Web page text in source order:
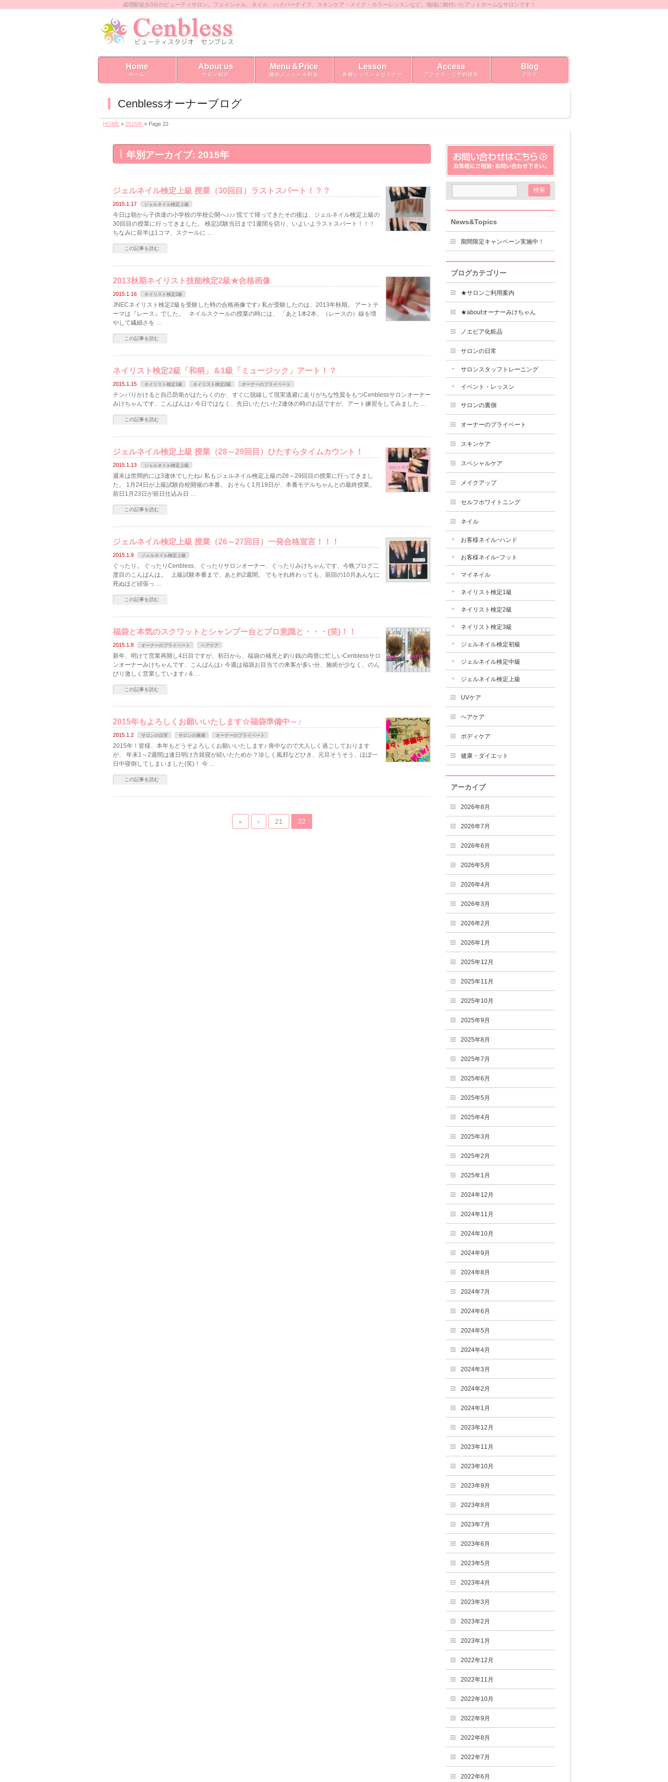
成増駅徒歩3分のビューティサロン。フェイシャル、ネイル、ハイパーナイフ、スキンケア・メイク・カラーレッスンなど。地域に根付いたアットホームなサロンです！
Home
ホーム
About us
サロン紹介
Menu＆Price
施術メニュー＆料金
Lesson
各種レッスン＆セミナー
Access
アクセス・ご予約状況
Blog
ブログ
Cenblessオーナーブログ
HOME » 2015年 » Page 22
年別アーカイブ: 2015年
ジェルネイル検定上級 授業（30回目）ラストスパート！？？
2015.1.17 ジェルネイル検定上級
今日は朝から子供達の小学校の学校公開へ♪♪♪ 慌てて帰ってきたその後は、ジェルネイル検定上級の
30回目の授業に行ってきました。 検定試験当日まで1週間を切り、いよいよラストスパート！！！
ちなみに前半は1コマ、スクールに …
この記事を読む
2013秋期ネイリスト技能検定2級★合格画像
2015.1.16 ネイリスト検定2級
JNECネイリスト検定2級を受験した時の合格画像です♪ 私が受験したのは、2013年秋期。 アートテ
ーマは『レース』でした。 ネイルスクールの授業の時には、 「あと1本2本、（レースの）線を増
やして繊細さを …
この記事を読む
ネイリスト検定2級「和柄」＆1級「ミュージック」アート！？
2015.1.15 ネイリスト検定1級 ネイリスト検定2級 オーナーのプライベート
テンパりかけると自己防衛がはたらくのか、すぐに脱線して現実逃避に走りがちな性質をもつCenblessサロンオーナー
みけちゃんです、こんばんは♪ 今日ではなく、先日いただいた2連休の時のお話ですが、アート練習をしてみました …
この記事を読む
ジェルネイル検定上級 授業（28～29回目）ひたすらタイムカウント！
2015.1.13 ジェルネイル検定上級
週末は世間的には3連休でしたね♪ 私もジェルネイル検定上級の28～29回目の授業に行ってきまし
た。 1月24日が上級試験自校開催の本番。 おそらく1月19日が、本番モデルちゃんとの最終授業。
前日1月23日が前日仕込み日 …
この記事を読む
ジェルネイル検定上級 授業（26～27回目）一発合格宣言！！！
2015.1.9 ジェルネイル検定上級
ぐったり。 ぐったりCenbless、ぐったりサロンオーナー、ぐったりみけちゃんです、今晩ブログ二
度目のこんばんは。 上級試験本番まで、あと約2週間。 でもそれ終わっても、前回の10月あんなに
死ぬほど頑張っ …
この記事を読む
福袋と本気のスクワットとシャンプー台とプロ意識と・・・(笑)！！
2015.1.8 オーナーのプライベート ヘアケア
新年、明けて営業再開し4日目ですが、初日から、福袋の補充と釣り銭の両替に忙しいCenblessサロ
ンオーナーみけちゃんです、こんばんは♪ 今週は福袋お目当ての来客が多い分、施術が少なく、のん
びり激しく営業しています♪ & …
この記事を読む
2015年もよろしくお願いいたします☆福袋準備中～♪
2015.1.2 サロンの日常 サロンの裏側 オーナーのプライベート
2015年！皆様、本年もどうぞよろしくお願いいたします♪ 喪中なので大人しく過ごしております
が、 年末1～2週間は連日明け方就寝が続いたためか？珍しく風邪などひき、元旦そうそう、ほぼ一
日中寝倒してしまいました(笑)！ 今 …
この記事を読む
« ‹ 21 22
News&Topics
期間限定キャンペーン実施中！
ブログカテゴリー
★サロンご利用案内
★aboutオーナーみけちゃん
ノエビア化粧品
サロンの日常
サロンスタッフトレーニング
イベント・レッスン
サロンの裏側
オーナーのプライベート
スキンケア
スペシャルケア
メイクアップ
セルフホワイトニング
ネイル
お客様ネイルｰハンド
お客様ネイルｰフット
マイネイル
ネイリスト検定1級
ネイリスト検定2級
ネイリスト検定3級
ジェルネイル検定初級
ジェルネイル検定中級
ジェルネイル検定上級
UVケア
ヘアケア
ボディケア
健康・ダイエット
アーカイブ
2026年8月
2026年7月
2026年6月
2026年5月
2026年4月
2026年3月
2026年2月
2026年1月
2025年12月
2025年11月
2025年10月
2025年9月
2025年8月
2025年7月
2025年6月
2025年5月
2025年4月
2025年3月
2025年2月
2025年1月
2024年12月
2024年11月
2024年10月
2024年9月
2024年8月
2024年7月
2024年6月
2024年5月
2024年4月
2024年3月
2024年2月
2024年1月
2023年12月
2023年11月
2023年10月
2023年9月
2023年8月
2023年7月
2023年6月
2023年5月
2023年4月
2023年3月
2023年2月
2023年1月
2022年12月
2022年11月
2022年10月
2022年9月
2022年8月
2022年7月
2022年6月